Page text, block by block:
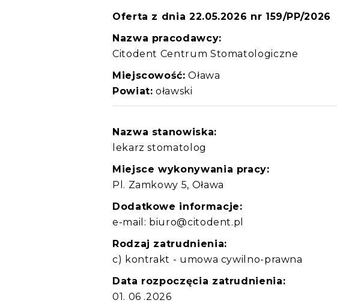
Oferta z dnia 22.05.2026 nr 159/PP/2026
Nazwa pracodawcy:
Citodent Centrum Stomatologiczne
Miejscowość: Oława
Powiat: oławski
Nazwa stanowiska:
lekarz stomatolog
Miejsce wykonywania pracy:
Pl. Zamkowy 5, Oława
Dodatkowe informacje:
e-mail: biuro@citodent.pl
Rodzaj zatrudnienia:
c) kontrakt - umowa cywilno-prawna
Data rozpoczęcia zatrudnienia:
01. 06 .2026